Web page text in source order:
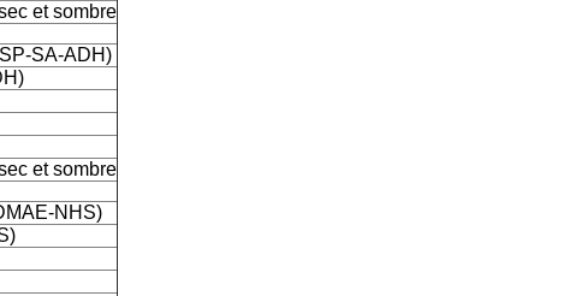
et sombre
SA-ADH)
et sombre
NHS)